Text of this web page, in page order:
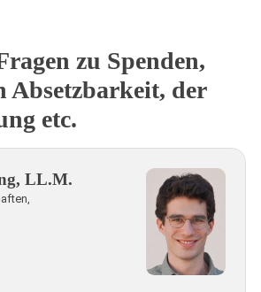
zu Spenden,
Absetzbarkeit, der
etc.
LL.M.